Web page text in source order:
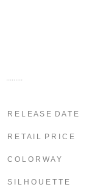
R E L E A S E D A T E
R E T A I L P R I C E
C O L O R W A Y
S I L H O U E T T E